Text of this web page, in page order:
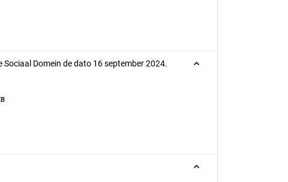
Domein de dato 16 september 2024.